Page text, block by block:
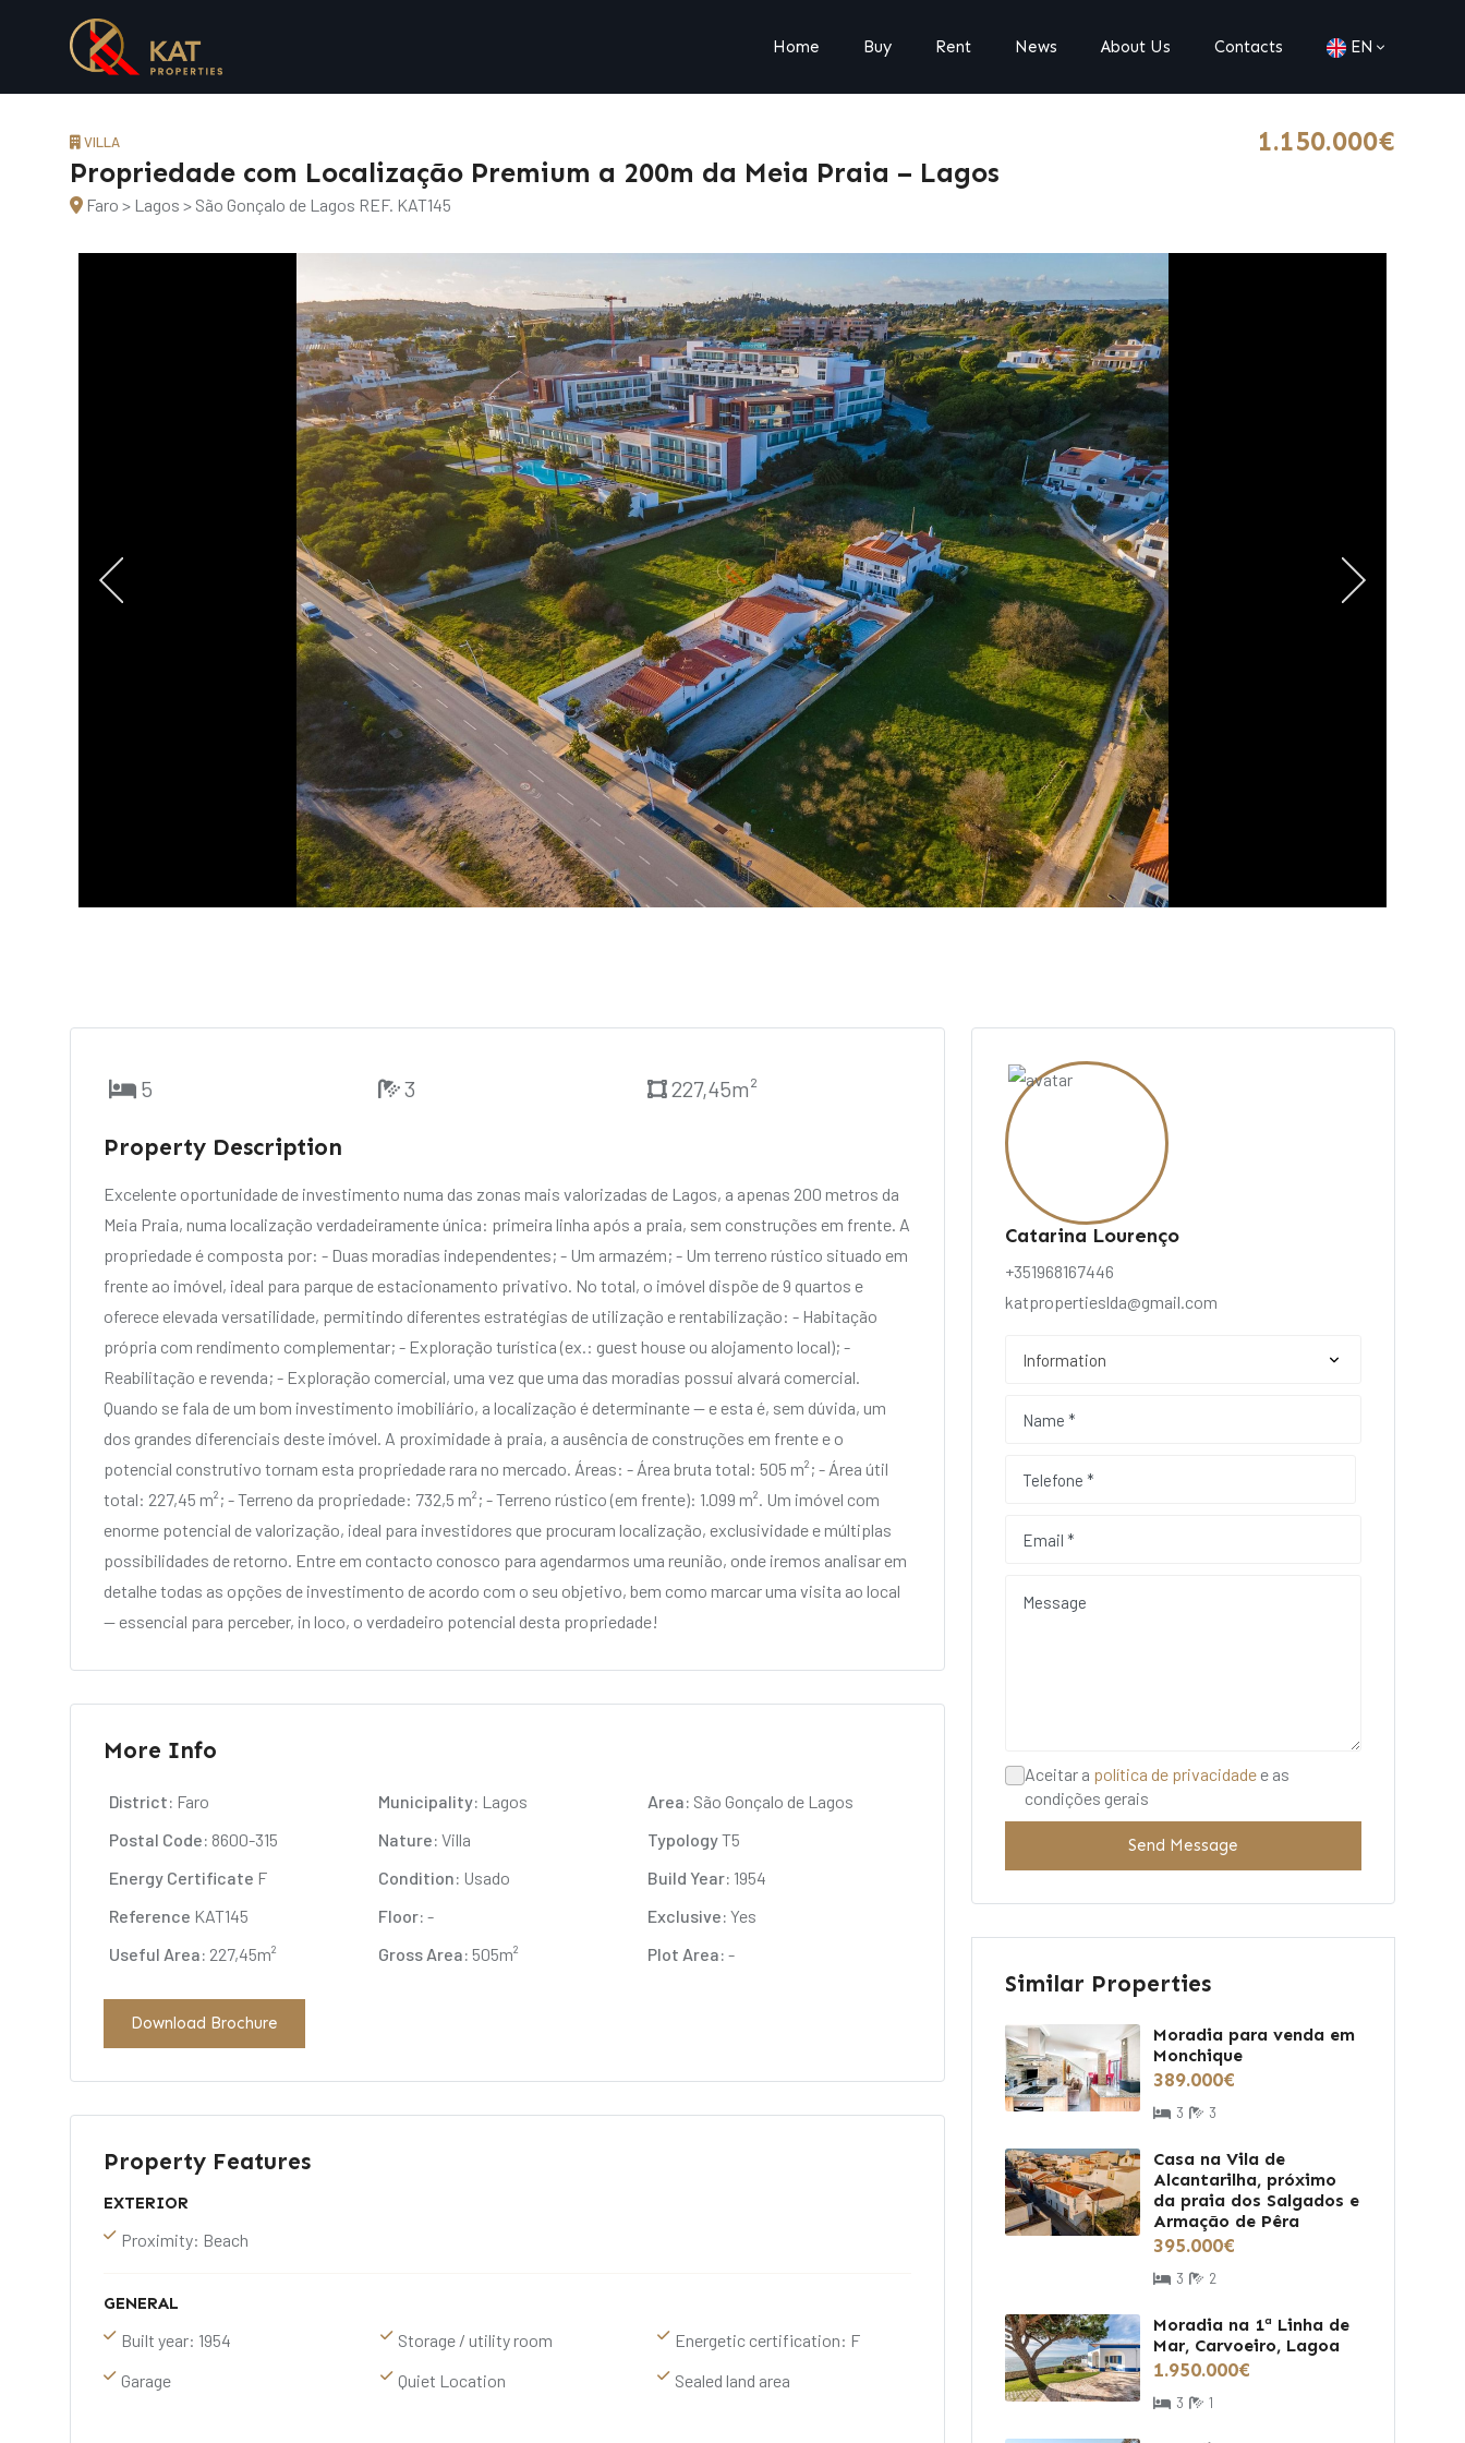
Home Buy Rent News About Us Contacts EN
VILLA
Propriedade com Localização Premium a 200m da Meia Praia – Lagos
Faro > Lagos > São Gonçalo de Lagos REF. KAT145
1.150.000€
Catarina Lourenço
+351968167446
katpropertieslda@gmail.com
Aceitar a política de privacidade e as
condições gerais
Send Message
Similar Properties
Moradia para venda em
Monchique
389.000€
3 3
Casa na Vila de
Alcantarilha, próximo
da praia dos Salgados e
Armação de Pêra
395.000€
3 2
Moradia na 1ª Linha de
Mar, Carvoeiro, Lagoa
1.950.000€
3 1
5 3 227,45m²
Property Description
Excelente oportunidade de investimento numa das zonas mais valorizadas de Lagos, a apenas 200 metros da
Meia Praia, numa localização verdadeiramente única: primeira linha após a praia, sem construções em frente. A
propriedade é composta por: - Duas moradias independentes; - Um armazém; - Um terreno rústico situado em
frente ao imóvel, ideal para parque de estacionamento privativo. No total, o imóvel dispõe de 9 quartos e
oferece elevada versatilidade, permitindo diferentes estratégias de utilização e rentabilização: - Habitação
própria com rendimento complementar; - Exploração turística (ex.: guest house ou alojamento local); -
Reabilitação e revenda; - Exploração comercial, uma vez que uma das moradias possui alvará comercial.
Quando se fala de um bom investimento imobiliário, a localização é determinante — e esta é, sem dúvida, um
dos grandes diferenciais deste imóvel. A proximidade à praia, a ausência de construções em frente e o
potencial construtivo tornam esta propriedade rara no mercado. Áreas: - Área bruta total: 505 m²; - Área útil
total: 227,45 m²; - Terreno da propriedade: 732,5 m²; - Terreno rústico (em frente): 1.099 m². Um imóvel com
enorme potencial de valorização, ideal para investidores que procuram localização, exclusividade e múltiplas
possibilidades de retorno. Entre em contacto conosco para agendarmos uma reunião, onde iremos analisar em
detalhe todas as opções de investimento de acordo com o seu objetivo, bem como marcar uma visita ao local
— essencial para perceber, in loco, o verdadeiro potencial desta propriedade!
More Info
District: Faro Municipality: Lagos Area: São Gonçalo de Lagos
Postal Code: 8600-315 Nature: Villa TypologyT5
Energy Certificate F Condition: Usado Build Year: 1954
Reference KAT145 Floor: - Exclusive: Yes
Useful Area: 227,45m² Gross Area: 505m² Plot Area: -
Download Brochure
Property Features
EXTERIOR
Proximity: Beach
GENERAL
Built year: 1954 Storage / utility room
Energetic certification: F
Garage
Quiet Location Sealed land area